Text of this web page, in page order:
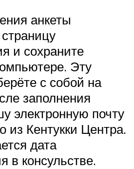
анкеты
и сохраните
Эту
с собой на
заполнения
электронную почту
из Кентукки Центра.
дата
в консульстве.